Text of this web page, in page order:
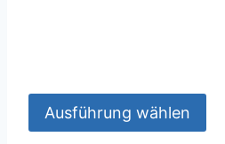
Ausführung wählen